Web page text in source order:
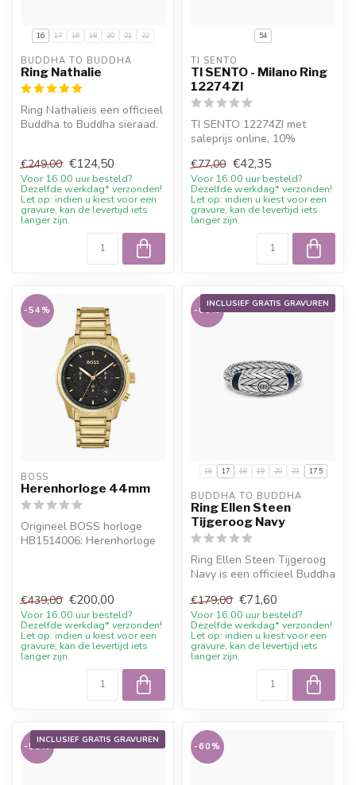
16 17 18 19 20 21 22
BUDDHA TO BUDDHA
Ring Nathalie
Ring Nathalieis een officieel
Buddha to Buddha sieraad.
€249,00 €124,50
Voor 16.00 uur besteld?
Dezelfde werkdag* verzonden!
Let op: indien u kiest voor een
gravure, kan de levertijd iets
langer zijn.
54
TI SENTO
TI SENTO - Milano Ring
12274ZI
TI SENTO 12274ZI met
saleprijs online, 10%
bij Juwelie...
€77,00 €42,35
Voor 16.00 uur besteld?
Dezelfde werkdag* verzonden!
Let op: indien u kiest voor een
gravure, kan de levertijd iets
langer zijn.
-54%
BOSS
Herenhorloge 44mm
Origineel BOSS horloge
HB1514006: Herenhorloge
€439,00 €200,00
Voor 16.00 uur besteld?
Dezelfde werkdag* verzonden!
Let op: indien u kiest voor een
gravure, kan de levertijd iets
langer zijn.
INCLUSIEF GRATIS GRAVUREN
16 17 18 19 20 21 17.5
-60%
BUDDHA TO BUDDHA
Ring Ellen Steen
Tijgeroog Navy
Ring Ellen Steen Tijgeroog
Navy is een officieel Buddha
€179,00 €71,60
Voor 16.00 uur besteld?
Dezelfde werkdag* verzonden!
Let op: indien u kiest voor een
gravure, kan de levertijd iets
langer zijn.
INCLUSIEF GRATIS GRAVUREN
-50% -60%